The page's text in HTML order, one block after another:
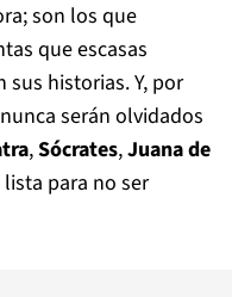
son los que
que escasas
historias. Y, por
serán olvidados
,Sócrates,Juana de
para no ser